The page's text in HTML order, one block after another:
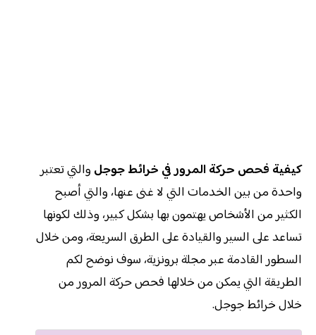
كيفية فحص حركة المرور في خرائط جوجل والتي تعتبر
واحدة من بين الخدمات التي لا غنى عنها، والتي أصبح
الكثير من الأشخاص يهتمون بها بشكل كبير، وذلك لكونها
تساعد على السير والقيادة على الطرق السريعة، ومن خلال
السطور القادمة عبر مجلة برونزية، سوف نوضح لكم
الطريقة التي يمكن من خلالها فحص حركة المرور من
خلال خرائط جوجل.